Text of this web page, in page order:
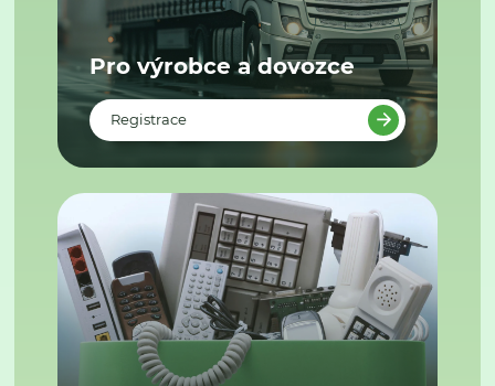
Pro výrobce a dovozce
Registrace